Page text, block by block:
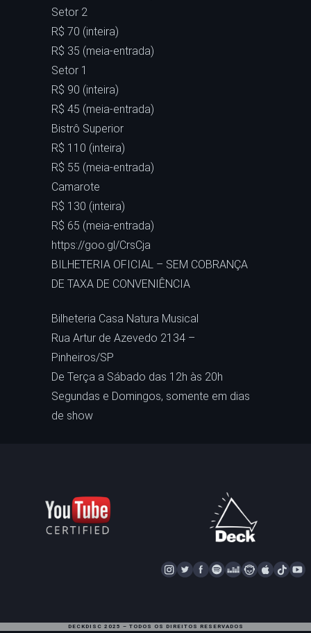
Setor 2
R$ 70 (inteira)
R$ 35 (meia-entrada)
Setor 1
R$ 90 (inteira)
R$ 45 (meia-entrada)
Bistrô Superior
R$ 110 (inteira)
R$ 55 (meia-entrada)
Camarote
R$ 130 (inteira)
R$ 65 (meia-entrada)
https://goo.gl/CrsCja
BILHETERIA OFICIAL – SEM COBRANÇA
DE TAXA DE CONVENIÊNCIA
Bilheteria Casa Natura Musical
Rua Artur de Azevedo 2134 –
Pinheiros/SP
De Terça a Sábado das 12h às 20h
Segundas e Domingos, somente em dias
de show
I
N
T
W
F
A
S
P
D
E
N
A
A
P
T
DECKDISC 2025 – TODOS OS DIREITOS RESERVADOS